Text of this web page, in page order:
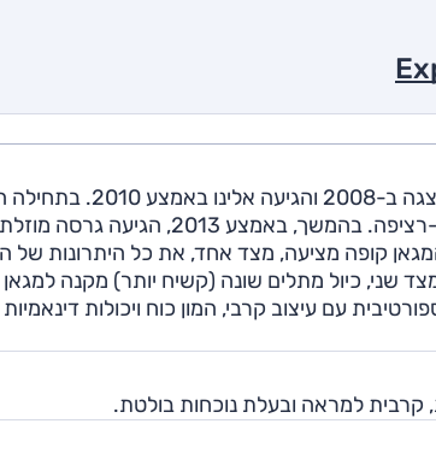
המגאן קופה היא גרסת 3 דלתות מעוצבת למגאן המשפחתית. היא הוצגה ב-2008 והגיעה
הוצעה עם יחידת ה-2.0 ליטר המוכרת עם 143 כ"ס ותיבה אוטומטית-רציפה. בהמשך, באמצע 2013,
115 כ"ס ושודך לתיבה ידנית (6 הילוכים). המגאן קופה מציעה, מצד אחד, את כל
שני, כיול מתלים שונה (קשיח יותר) מקנה
עם עיצוב קרבי, המון כוח ויכולות דינאמיות
קרבית למראה ובעלת נוכחות בולטת.